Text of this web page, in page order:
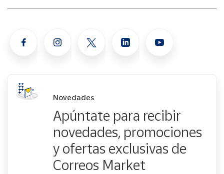
Novedades
Apúntate para recibir
novedades, promociones
y ofertas exclusivas de
Correos Market